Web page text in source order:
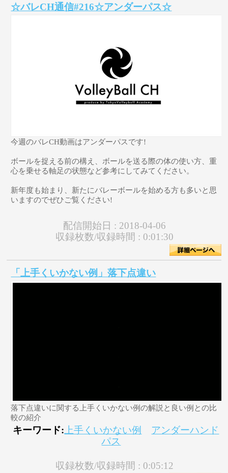
☆バレCH通信#216☆アンダーパス☆
今週のバレCH動画はアンダーパスです!
ボールを捉える前の構え、ボールを送る際の体の使い方、重
心を乗せる軸足の状態など参考にしてみてください。
新年度も始まり、新たにバレーボールを始める方も多いと思
いますのでぜひご覧ください!
配信開始日 : 2018-04-06
収録枚数/収録時間 : 0:01:30
「上手くいかない例」落下点違い
落下点違いに関する上手くいかない例の解説と良い例との比
較の紹介
キーワード: 上手くいかない例
アンダーハンド
パス
収録枚数/収録時間 : 0:05:12